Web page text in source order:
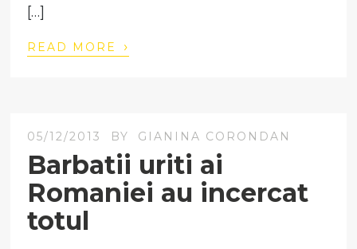
[…]
READ MORE ›
05/12/2013 BY GIANINA CORONDAN
Barbatii uriti ai
Romaniei au incercat
totul